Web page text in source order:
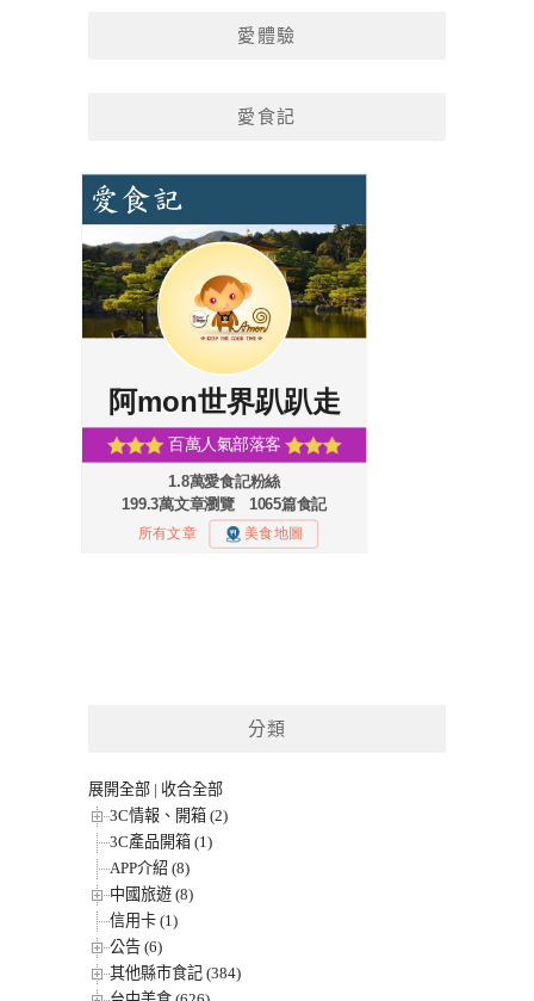
愛體驗
愛食記
分類
展開全部 | 收合全部
3C情報、開箱 (2)
3C產品開箱 (1)
APP介紹 (8)
中國旅遊 (8)
信用卡 (1)
公告 (6)
其他縣市食記 (384)